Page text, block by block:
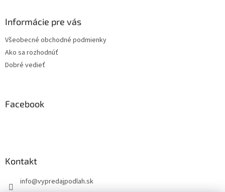
Informácie pre vás
Všeobecné obchodné podmienky
Ako sa rozhodnúť
Dobré vedieť
Facebook
Kontakt
info@vypredajpodlah.sk